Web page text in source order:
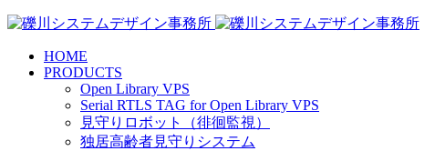
HOME
PRODUCTS
Open Library VPS
Serial RTLS TAG for Open Library VPS
見守りロボット（徘徊監視）
独居高齢者見守りシステム